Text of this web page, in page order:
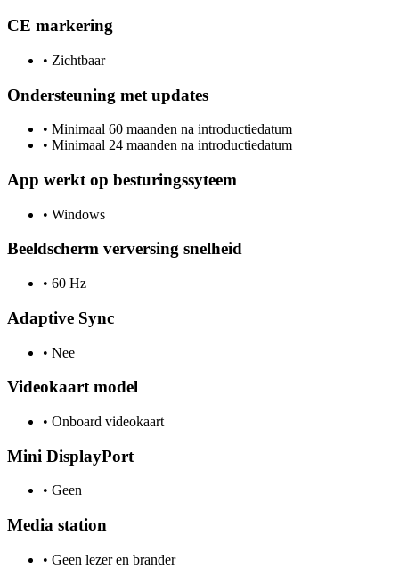
CE markering
• Zichtbaar
Ondersteuning met updates
• Minimaal 60 maanden na introductiedatum
• Minimaal 24 maanden na introductiedatum
App werkt op besturingssyteem
• Windows
Beeldscherm verversing snelheid
• 60 Hz
Adaptive Sync
• Nee
Videokaart model
• Onboard videokaart
Mini DisplayPort
• Geen
Media station
• Geen lezer en brander